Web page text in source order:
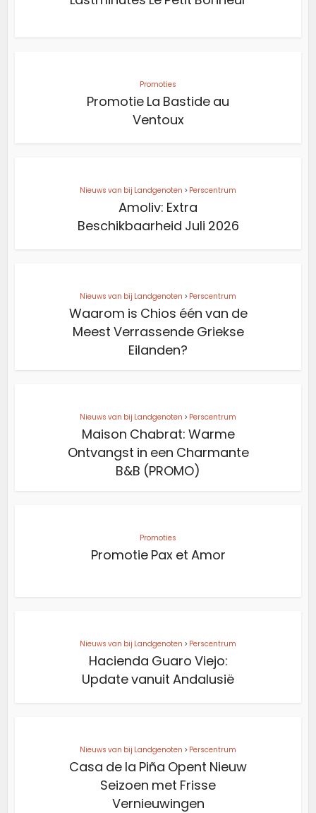
Promoties
Promotie La Bastide au
Ventoux
Nieuws van bij Landgenoten > Perscentrum
Amoliv: Extra
Beschikbaarheid Juli 2026
Nieuws van bij Landgenoten > Perscentrum
Waarom is Chios één van de
Meest Verrassende Griekse
Eilanden?
Nieuws van bij Landgenoten > Perscentrum
Maison Chabrat: Warme
Ontvangst in een Charmante
B&B (PROMO)
Promoties
Promotie Pax et Amor
Nieuws van bij Landgenoten > Perscentrum
Hacienda Guaro Viejo:
Update vanuit Andalusië
Nieuws van bij Landgenoten > Perscentrum
Casa de la Piña Opent Nieuw
Seizoen met Frisse
Vernieuwingen